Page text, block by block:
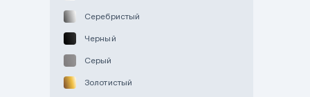
Серебристый
Черный
Серый
Золотистый